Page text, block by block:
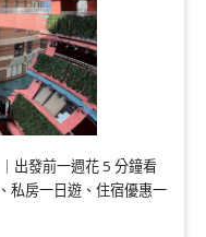
出發前一週花 5 分鐘看
私房一日遊、住宿優惠一